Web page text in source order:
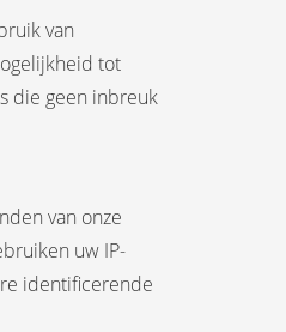
van
tot
die geen inbreuk
van onze
uw IP-
identificerende